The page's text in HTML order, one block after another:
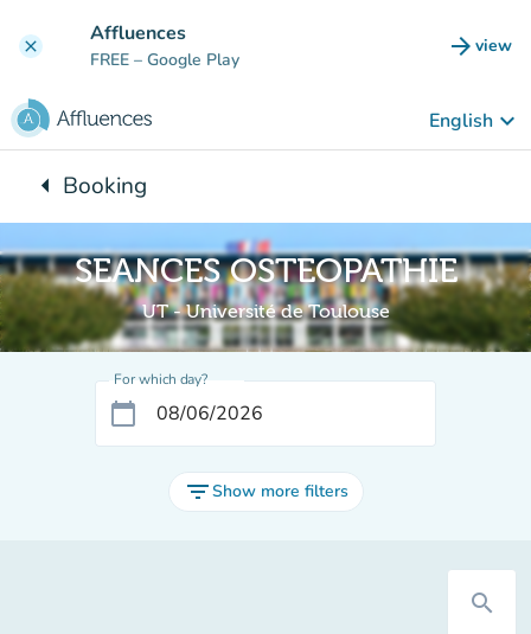
clear Affluences
FREE – Google Play arrow_forward view
(new
English keyboard_arrow_down
arrow_leftBack to:
Booking
SEANCES OSTEOPATHIE
UT - Université de Toulouse
For which day?
calendar_today
filter_listShow more filters
search